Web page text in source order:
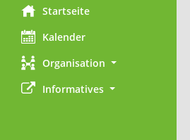
Startseite
Kalender
Organisation
Informatives